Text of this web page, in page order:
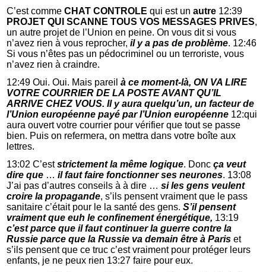
C’est commeCHAT CONTROLE qui est unautre 12:39
PROJET QUI SCANNE TOUS VOS MESSAGES PRIVES,
un autre projet de l’Union en peine. On vous dit si vous
n’avez rien à vous reprocher,il y a pas de problème. 12:46
Si vous n’êtes pas un pédocriminel ou un terroriste, vous
n’avez rien à craindre.
12:49 Oui. Oui. Mais pareilà ce moment-là, ON VA LIRE
VOTRE COURRIER DE LA POSTE AVANT QU’IL
ARRIVE CHEZ VOUS. Il y aura quelqu’un, un facteur de
l’Union européenne payé par l’Union européenne 12:qui
aura ouvert votre courrier pour vérifier que tout se passe
bien. Puis on refermera, on mettra dans votre boîte aux
lettres.
13:02 C’eststrictement la même logique. Doncça veut
dire que …il faut faire fonctionner ses neurones. 13:08
J’ai pas d’autres conseils à à dire …si les gens veulent
croire la propagande, s’ils pensent vraiment que le pass
sanitaire c’était pour le la santé des gens.S’il pensent
vraiment que euh le confinement énergétique, 13:19
c’est parce que il faut continuer la guerre contre la
Russie parce que la Russie va demain être à Paris et
s’ils pensent que ce truc c’est vraiment pour protéger leurs
enfants, je ne peux rien 13:27 faire pour eux.